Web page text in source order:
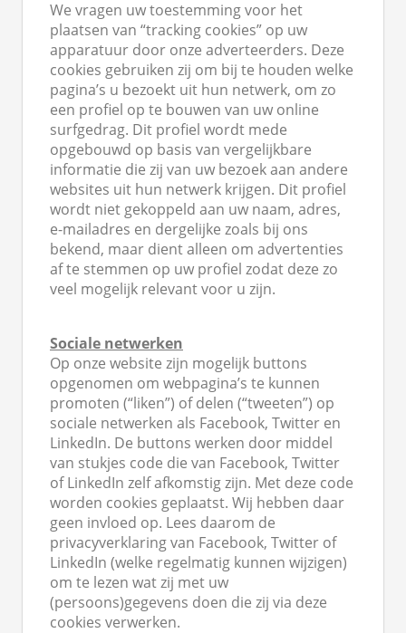
We vragen uw toestemming voor het
plaatsen van “tracking cookies” op uw
apparatuur door onze adverteerders. Deze
cookies gebruiken zij om bij te houden welke
pagina’s u bezoekt uit hun netwerk, om zo
een profiel op te bouwen van uw online
surfgedrag. Dit profiel wordt mede
opgebouwd op basis van vergelijkbare
informatie die zij van uw bezoek aan andere
websites uit hun netwerk krijgen. Dit profiel
wordt niet gekoppeld aan uw naam, adres,
e-mailadres en dergelijke zoals bij ons
bekend, maar dient alleen om advertenties
af te stemmen op uw profiel zodat deze zo
veel mogelijk relevant voor u zijn.
Sociale netwerken
Op onze website zijn mogelijk buttons
opgenomen om webpagina’s te kunnen
promoten (“liken”) of delen (“tweeten”) op
sociale netwerken als Facebook, Twitter en
LinkedIn. De buttons werken door middel
van stukjes code die van Facebook, Twitter
of LinkedIn zelf afkomstig zijn. Met deze code
worden cookies geplaatst. Wij hebben daar
geen invloed op. Lees daarom de
privacyverklaring van Facebook, Twitter of
LinkedIn (welke regelmatig kunnen wijzigen)
om te lezen wat zij met uw
(persoons)gegevens doen die zij via deze
cookies verwerken.